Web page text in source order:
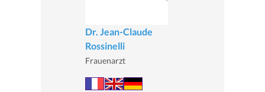
Dr. Jean-Claude
Rossinelli
Frauenarzt